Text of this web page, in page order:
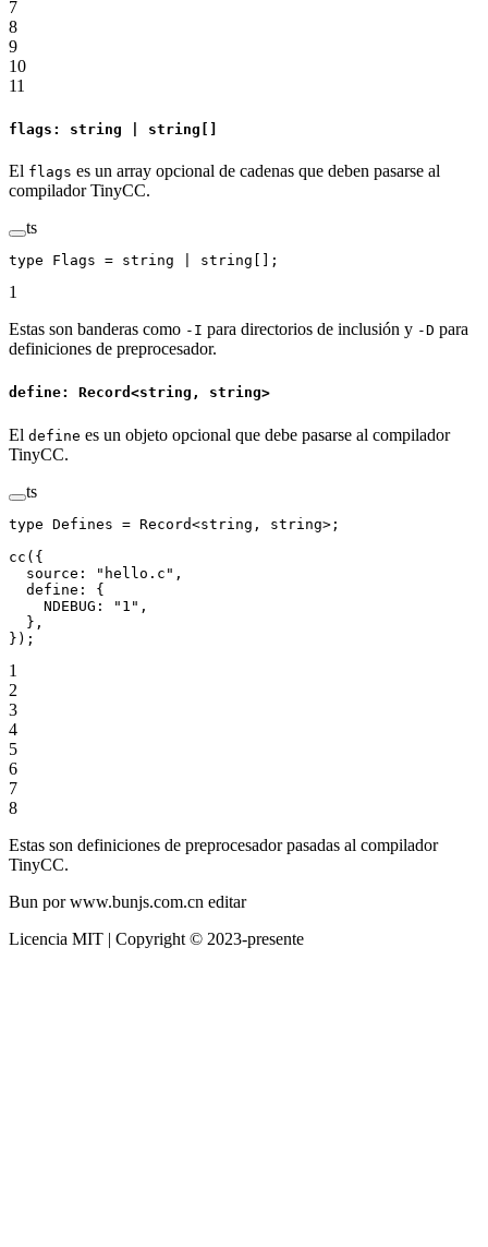
7
8
9
10
11
flags: string | string[]
El flags es un array opcional de cadenas que deben pasarse al
compilador TinyCC.
ts
type Flags = string string [];
1
Estas son banderas como -I para directorios de inclusión y -D para
definiciones de preprocesador.
define: Record<string, string>
El define es un objeto opcional que debe pasarse al compilador
TinyCC.
ts
type Defines = Record<string , string>;
cc ({
  source:
"hello.c" ,
  define: {
    NDEBUG:
"1" ,
  },
});
1
2
3
4
5
6
7
8
Estas son definiciones de preprocesador pasadas al compilador
TinyCC.
Bun por www.bunjs.com.cn editar
Licencia MIT | Copyright © 2023-presente